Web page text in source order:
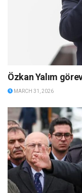
Özkan Yalım
MARCH 31, 2026